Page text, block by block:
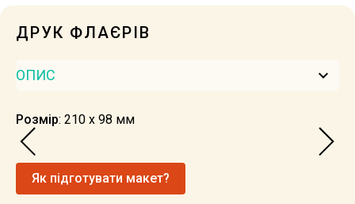
ДРУК ФЛАЄРІВ
ОПИС keyboard_arrow_down
Розмір: 210 х 98 мм
Як підготувати макет?